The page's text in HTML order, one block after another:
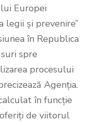
Europei
legii și prevenire”
în Republica
spre
procesului
Agenția.
în funcție
de viitorul